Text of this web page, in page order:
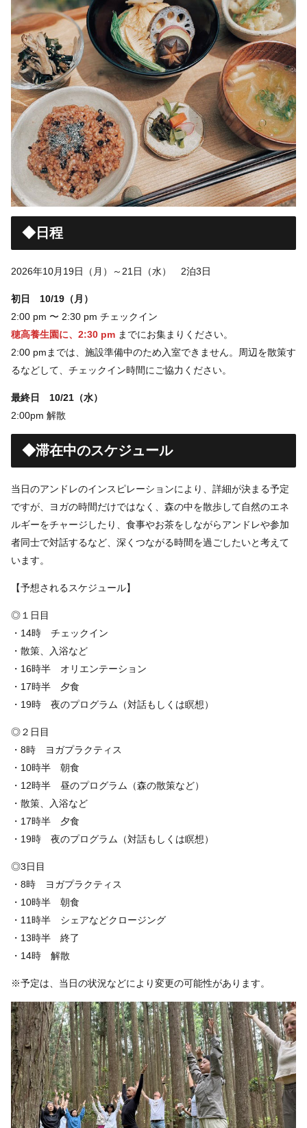
◆日程
2026年10月19日（月）～21日（水） 2泊3日
初日 10/19（月）
2:00 pm 〜 2:30 pm チェックイン
穂高養生園に、2:30 pm までにお集まりください。
2:00 pmまでは、施設準備中のため入室できません。周辺を散策す
るなどして、チェックイン時間にご協力ください。
最終日 10/21（水）
2:00pm 解散
◆滞在中のスケジュール
当日のアンドレのインスピレーションにより、詳細が決まる予定
ですが、ヨガの時間だけではなく、森の中を散歩して自然のエネ
ルギーをチャージしたり、食事やお茶をしながらアンドレや参加
者同士で対話するなど、深くつながる時間を過ごしたいと考えて
います。
【予想されるスケジュール】
◎１日目
・14時 チェックイン
・散策、入浴など
・16時半 オリエンテーション
・17時半 夕食
・19時 夜のプログラム（対話もしくは瞑想）
◎２日目
・8時 ヨガプラクティス
・10時半 朝食
・12時半 昼のプログラム（森の散策など）
・散策、入浴など
・17時半 夕食
・19時 夜のプログラム（対話もしくは瞑想）
◎3日目
・8時 ヨガプラクティス
・10時半 朝食
・11時半 シェアなどクロージング
・13時半 終了
・14時 解散
※予定は、当日の状況などにより変更の可能性があります。